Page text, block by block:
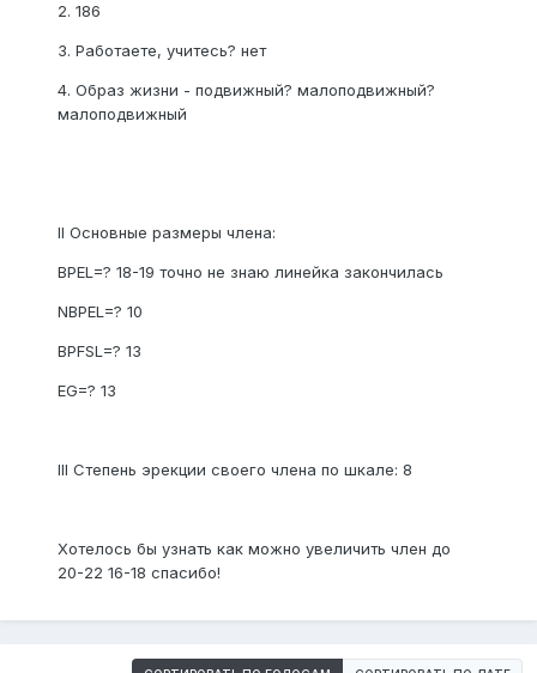
2. 186
3. Работаете, учитесь? нет
4. Образ жизни - подвижный? малоподвижный?
малоподвижный
II Основные размеры члена:
BPEL=? 18-19 точно не знаю линейка закончилась
NBPEL=? 10
BPFSL=? 13
EG=? 13
III Степень эрекции своего члена по шкале: 8
Хотелось бы узнать как можно увеличить член до
20-22 16-18 спасибо!